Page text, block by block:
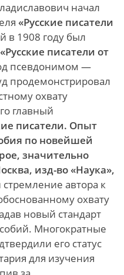
начал
«Русские писатели
в 1908 году был
«Русские писатели от
псевдонимом —
продемонстрировал
охвату
главный
писатели. Опыт
по новейшей
значительно
изд-во «Наука»,
автора к
охвату
новый стандарт
Многократные
его статус
для изучения